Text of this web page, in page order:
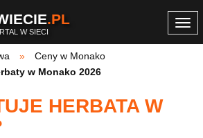
.PL
W SIECI
Ceny w Monako
w Monako 2026
HERBATA W